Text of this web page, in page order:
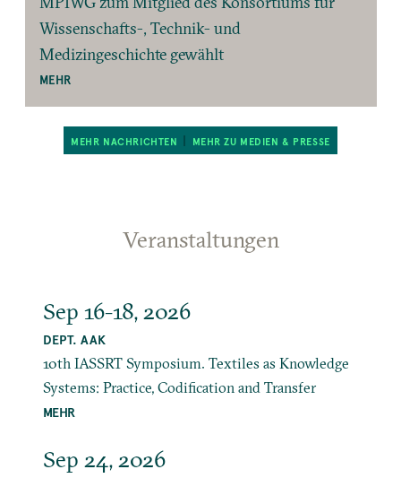
Wissenschafts-, Technik- und
Medizingeschichte gewählt
MEHR
MEHR NACHRICHTEN MEHR ZU MEDIEN & PRESSE
Veranstaltungen
Sep 16-18, 2026
DEPT. AAK
10th IASSRT Symposium. Textiles as Knowledge
Systems: Practice, Codification and Transfer
MEHR
Sep 24, 2026